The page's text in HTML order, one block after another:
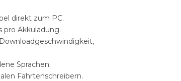
direkt zum PC.
pro Akkuladung.
Sprachen.
Fahrtenschreibern.